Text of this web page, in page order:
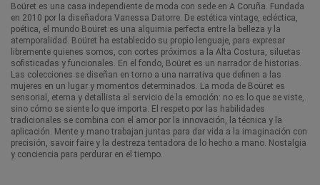
Boüret es una casa independiente de moda con sede en A Coruña. Fundada
en 2010 por la diseñadora Vanessa Datorre. De estética vintage, ecléctica,
poética, el mundo Boüret es una alquimia perfecta entre la belleza y la
atemporalidad. Boüret ha establecido su propio lenguaje, para expresar
libremente quienes somos, con cortes próximos a la Alta Costura, siluetas
sofisticadas y funcionales. En el fondo, Boüret es un narrador de historias.
Las colecciones se diseñan en torno a una narrativa que definen a las
mujeres en un lugar y momentos determinados. La moda de Boüret es
sensorial, eterna y detallista al servicio de la emoción: no es lo que se viste,
sino cómo se siente lo que importa. El respeto por las habilidades
tradicionales se combina con el amor por la innovación, la técnica y la
aplicación. Mente y mano trabajan juntas para dar vida a la imaginación con
precisión, savoir faire y la destreza tentadora de lo hecho a mano. Nostalgia
y conciencia para perdurar en el tiempo.